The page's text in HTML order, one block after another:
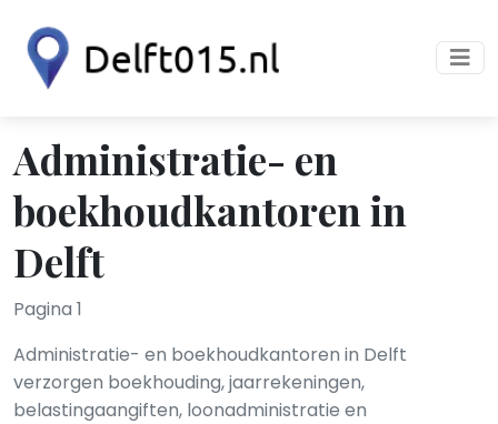
Administratie- en
boekhoudkantoren in
Delft
Pagina 1
Administratie- en boekhoudkantoren in Delft
verzorgen boekhouding, jaarrekeningen,
belastingaangiften, loonadministratie en